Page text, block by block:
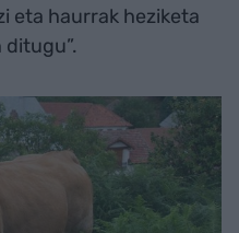
eta haurrak heziketa